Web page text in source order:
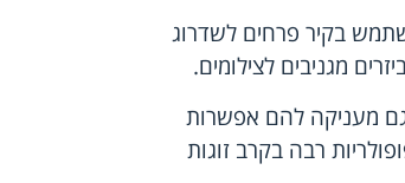
בקיר פרחים לשדרוג
מגניבים לצילומים.
גם מעניקה להם אפשרות
רבה בקרב זוגות